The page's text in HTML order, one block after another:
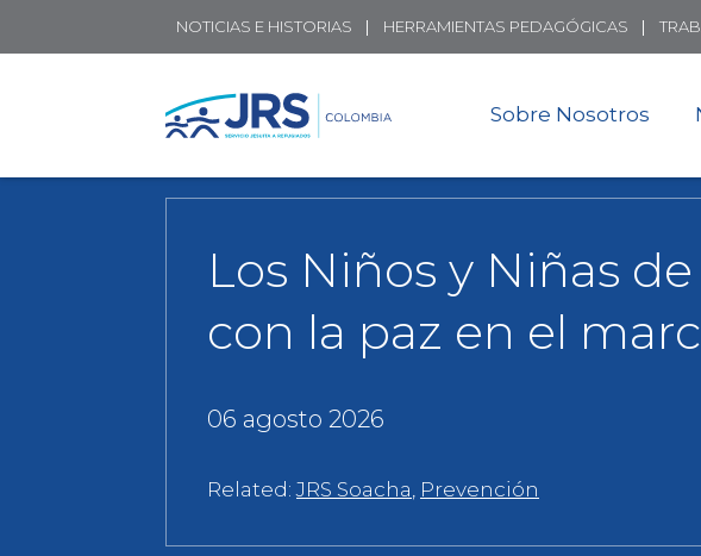
to
NOTICIAS E HISTORIAS HERRAMIENTAS PEDAGÓGICAS
Sobre Nosotros
Los Niños y Niñas
con la paz en el
06 agosto 2026
Related:JRS Soacha Prevención